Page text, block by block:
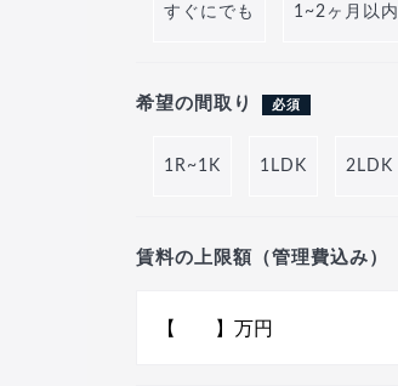
すぐにでも 1~2ヶ月以内
希望の間取り 必須
1R~1K 1LDK 2LDK
賃料の上限額（管理費込み）